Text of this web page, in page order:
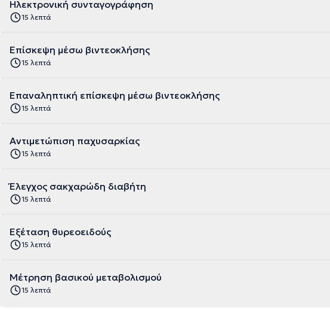
Ηλεκτρονική συνταγογράφηση
15 λεπτά
Επίσκεψη μέσω βιντεοκλήσης
15 λεπτά
Επαναληπτική επίσκεψη μέσω βιντεοκλήσης
15 λεπτά
Αντιμετώπιση παχυσαρκίας
15 λεπτά
Έλεγχος σακχαρώδη διαβήτη
15 λεπτά
Εξέταση θυρεοειδούς
15 λεπτά
Μέτρηση βασικού μεταβολισμού
15 λεπτά